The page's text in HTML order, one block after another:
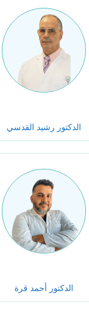
الدكتور رشيد القدسي
الدكتور أحمد قرة